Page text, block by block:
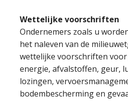
Wettelijke voorschriften
Ondernemers zoals u
het naleven van de
wettelijke voorschriften
energie, afvalstoffen, geur,
lozingen,
bodembescherming en